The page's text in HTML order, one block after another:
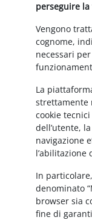
perseguire
Vengono
cognome,
necessari
La
strettamente
cookie
dell’utente,
navigazione
l’abilitazione
In
denominato
browser sia
fine di